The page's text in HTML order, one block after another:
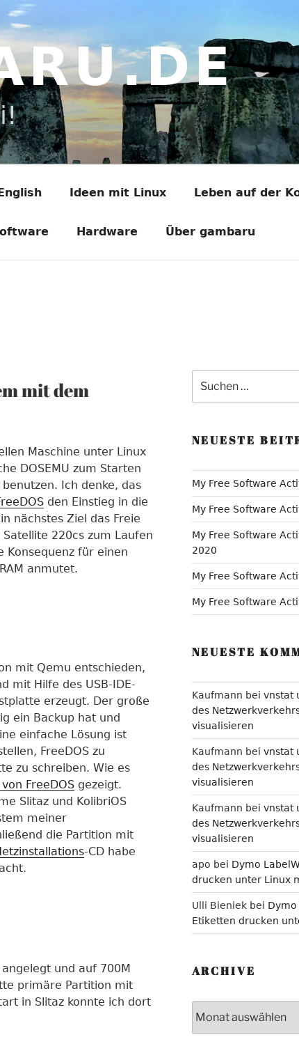
Ideen mit Linux Leben auf der
Hardware Über gambaru
mit dem
Maschine unter Linux
DOSEMU zum Starten
Ich denke, das
den Einstieg in die
nächstes Ziel das Freie
220cs zum Laufen
Konsequenz für einen
anmutet.
mit Qemu entschieden,
mit Hilfe des USB-IDE-
erzeugt. Der große
ein Backup hat und
einfache Lösung ist
FreeDOS zu
zu schreiben. Wie es
FreeDOS gezeigt.
Slitaz und KolibriOS
meiner
die Partition mit
-CD habe
und auf 700M
primäre Partition mit
in Slitaz konnte ich dort
nach:
NEUESTE
My Free Software
My Free Software
My Free Software
2020
My Free Software
My Free Software
NEUESTE
Kaufmann bei vnstat
des
visualisieren
Kaufmann bei vnstat
des
visualisieren
Kaufmann bei vnstat
des
visualisieren
apo bei Dymo
drucken unter Linux
Ulli Bieniekbei
Etiketten drucken
ARCHIVE